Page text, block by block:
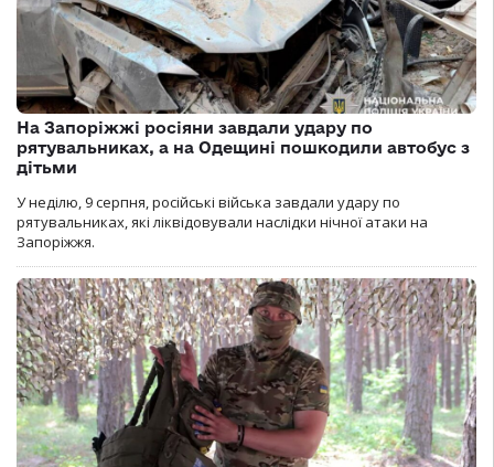
На Запоріжжі росіяни завдали удару по
рятувальниках, а на Одещині пошкодили автобус з
дітьми
У неділю, 9 серпня, російські війська завдали удару по
рятувальниках, які ліквідовували наслідки нічної атаки на
Запоріжжя.